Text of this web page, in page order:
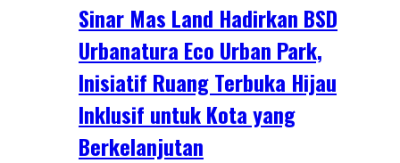
Sinar Mas Land Hadirkan BSD
Urbanatura Eco Urban Park,
Inisiatif Ruang Terbuka Hijau
Inklusif untuk Kota yang
Berkelanjutan